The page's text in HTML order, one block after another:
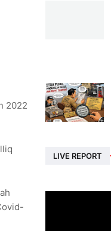
2022
LIVE REPORT